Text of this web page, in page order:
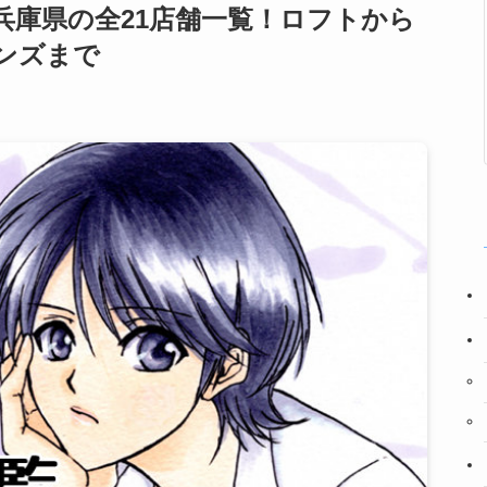
庫県の全21店舗一覧！ロフトから
ズまで